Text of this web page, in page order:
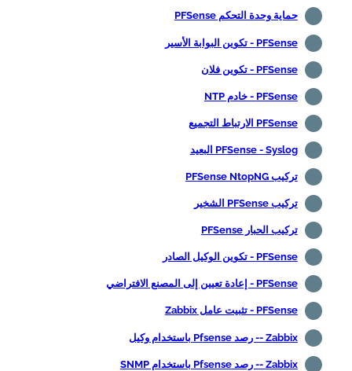
حماية وحدة التحكم PFSense
PFSense - تكوين البوابة الأسير
PFSense - تكوين فلان
PFSense - خادم NTP
PFSense الارتباط التجميع
PFSense - Syslog البعيد
تركيب PFSense NtopNG
تركيب PFSense الشخير
تركيب الحبار PFSense
PFSense - تكوين الوكيل الصادر
PFSense - إعادة تعيين إلى المصنع الافتراضي
PFSense - تثبيت عامل Zabbix
Zabbix -- رصد Pfsense باستخدام وكيل
Zabbix -- رصد Pfsense باستخدام SNMP